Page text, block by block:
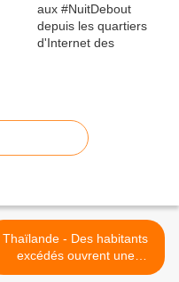
Thaïlande - Des habitants
excédés ouvrent une
brèche dans une digue à